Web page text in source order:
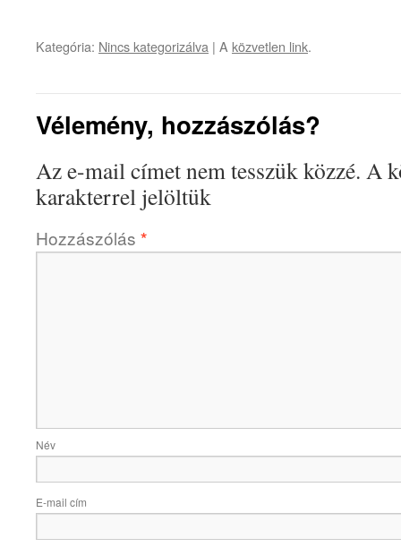
Kategória: Nincs kategorizálva | A közvetlen link.
Vélemény, hozzászólás?
Az e-mail címet nem tesszük közzé. A
karakterrel jelöltük
Hozzászólás *
Név
E-mail cím